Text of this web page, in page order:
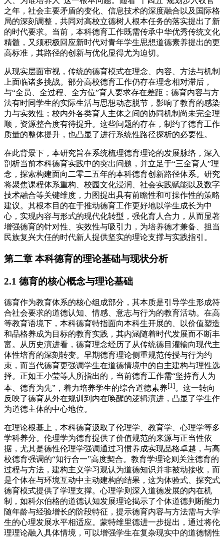
之年，社会主要矛盾的变化、信息技术的深度融合以及国际格
局的深刻调整，共同对高校立德树人根本任务的落实提出了新
的时代要求。当前，本科德育工作既需传承中华优秀传统文化
精髓，又须积极回应新时代对青年学生思想道德素养提出的更
高标准，其路径的创新与优化显得尤为迫切。
从现实层面审视，传统的德育模式在理念、内容、方法与机制
上面临诸多挑战。部分高校德育工作仍存在理念相对滞后，
与“全员、全过程、全方位”育人要求存在差距；德育内容与方
法有时同学生的实际生活与思想动态脱节，影响了教育的感染
力与实效性；校内外各类育人主体之间的协同机制尚未完全理
顺，资源整合度有待提升。这些问题的存在，制约了德育工作
质量的整体提升，也凸显了进行系统性路径探析的必要性。
在此背景下，本研究旨在系统梳理德育理论的发展脉络，深入
剖析当前本科德育实践中的突出问题，并立足于“三全育人”理
念，探索构建面向二零二五年的本科德育创新路径体系。研究
将聚焦课程体系重构、校园文化浸润、社会实践赋能以及数字
技术融合等关键维度，力图提出具有前瞻性和可操作性的策略
建议。其根本目的在于推动德育工作更好地以学生成长为中
心，实现内容与形式的现代化转型，强化育人合力，从而显著
增强德育的针对性、实效性与吸引力，为培养德才兼备、担当
民族复兴大任的时代新人提供坚实的理论支撑与实践指引。
第二章 本科德育的理论基础与现状分析
2.1 德育的核心概念与理论基础
德育作为教育体系的核心组成部分，其本质是引导学生形成符
合社会要求的道德认知、情感、意志与行为的教育活动。在高
等教育语境下，本科德育特指面向本科生开展的、以价值塑造
和品格养成为目标的教育实践，其内涵随着时代发展而不断丰
富。从历史演进看，德育理念经历了从传统德目灌输向现代主
体性培育的深刻转变。早期德育理论侧重规范传授与行为约
束，而当代德育更强调学生在道德情境中的自主建构与理性选
择。正如王小莹等人所指出的，当前德育工作需“坚持育人为
本、德育为先”，着力培养学生的综合道德素养[1]。这一转向
反映了德育从外在规训到内在唤醒的逻辑演进，凸显了学生作
为道德主体的中心地位。
在理论根基上，本科德育汲取了伦理学、教育学、心理学等多
学科养分。伦理学为德育提供了价值规范的来源与正当性依
据，尤其是德性伦理学强调通过习惯养成实现品格卓越，与高
校德育强调的“知行合一”高度契合。教育学理论则关注德育的
过程与方法，建构主义学习观认为道德知识并非被动接收，而
是个体在与环境互动中主动建构的结果，这为体验式、探究式
德育模式提供了学理支撑。心理学则深入道德发展的内在机
制，如科尔伯格的道德认知发展理论揭示了个体道德判断能力
随年龄与经验增长的阶段特征，提示德育内容与方法需与大学
生的心理发展水平相适应。蒙特维里德进一步提出，通过将伦
理理论融入具体情境，可以增强学生在复杂现实中的道德韧性